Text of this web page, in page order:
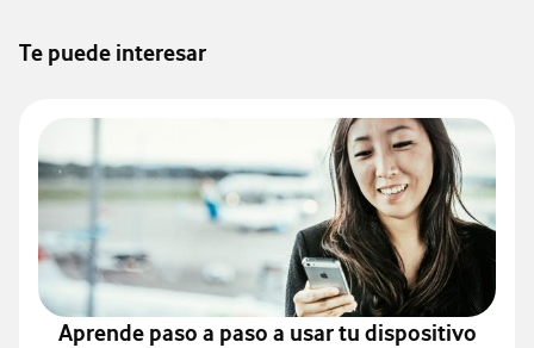
Te puede interesar
Aprende paso a paso a usar tu dispositivo